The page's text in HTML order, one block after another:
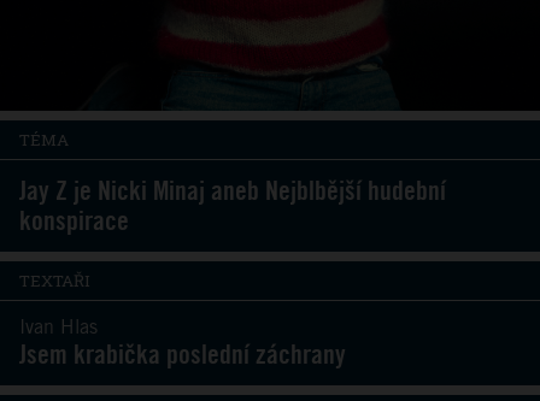
TÉMA
Jay Z je Nicki Minaj aneb Nejblbější hudební
konspirace
TEXTAŘI
Ivan Hlas
Jsem krabička poslední záchrany